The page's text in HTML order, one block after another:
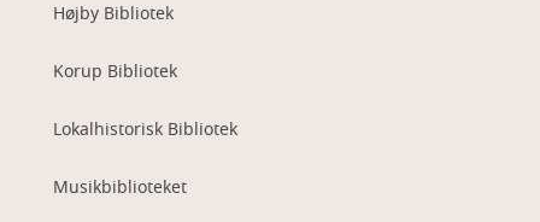
Højby Bibliotek
Korup Bibliotek
Lokalhistorisk Bibliotek
Musikbiblioteket